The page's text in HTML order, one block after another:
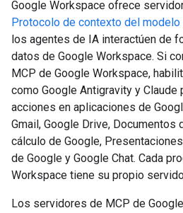
Google Workspace ofrece
Protocolo de contexto del modelo
los agentes de IA interactúen de
datos de Google Workspace. Si
MCP de Google Workspace,
como Google Antigravity y Claude
acciones en aplicaciones de
Gmail, Google Drive, Documentos
cálculo de Google,
de Google y Google Chat. Cada
Workspace tiene su propio
Los servidores de MCP de